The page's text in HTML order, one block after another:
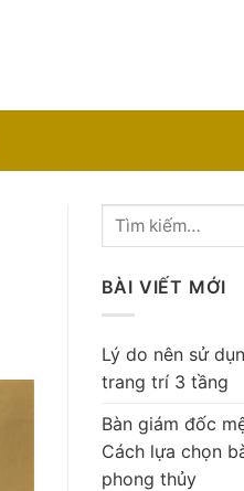
BÀI VIẾT MỚI
Lý do nên sử
trang trí 3 tầng
Bàn giám đốc
Cách lựa chọn
phong thủy